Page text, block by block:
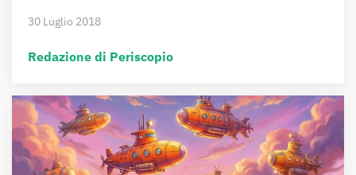
30 Luglio 2018
Redazione di Periscopio